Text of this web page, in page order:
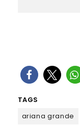
TAGS
ariana grande